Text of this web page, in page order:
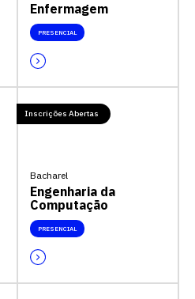
Enfermagem
PRESENCIAL
Inscrições Abertas
Bacharel
Engenharia da
Computação
PRESENCIAL